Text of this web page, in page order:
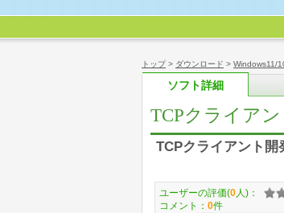
トップ> ダウンロード > Windows11/
ソフト詳細
TCPクライア
TCPクライアント
ユーザーの評価(0 人)：
コメント： 0件